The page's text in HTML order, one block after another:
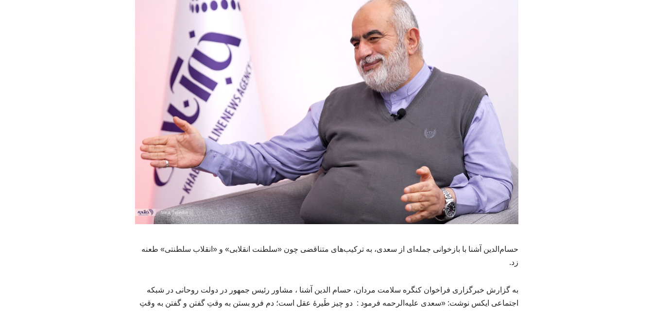
حسام‌الدین آشنا با بازخوانی جمله‌ای از سعدی، به ترکیب‌های متناقضی چون «سلطنت انقلابی» و «انقلاب سلطنتی» طعنه
زد.
به گزارش خبرگزاری فراخوان کنگره سلامت مردان، حسام الدین آشنا ، مشاور رئیس جمهور در دولت روحانی در شبکه
اجتماعی ایکس نوشت: «سعدی علیه‌الرحمه فرمود : دو چیز طَیرهٔ عقل است؛ دم فرو بستن به وقتِ گفتن و گفتن به وقتِ